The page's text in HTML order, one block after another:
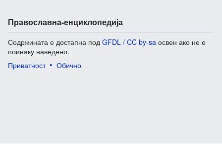
Православна-енциклопедија
Содржината е достапна под GFDL / CC by-sa освен ако не е
поинаку наведено.
Приватност
Обично